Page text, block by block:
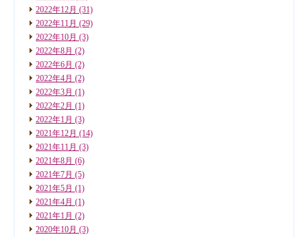
2022年12月 (31)
2022年11月 (29)
2022年10月 (3)
2022年8月 (2)
2022年6月 (2)
2022年4月 (2)
2022年3月 (1)
2022年2月 (1)
2022年1月 (3)
2021年12月 (14)
2021年11月 (3)
2021年8月 (6)
2021年7月 (5)
2021年5月 (1)
2021年4月 (1)
2021年1月 (2)
2020年10月 (3)